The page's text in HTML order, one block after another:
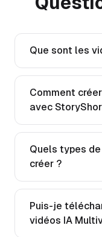
Que sont les
Comment
avec
Quels types
créer ?
Puis-je
vidéos IA